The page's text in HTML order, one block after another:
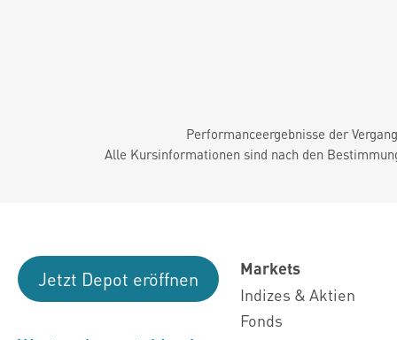
Performanceergebnisse der
Alle Kursinformationen sind nach den
Jetzt Depot eröffnen
Markets
Indizes & Aktien
Fonds